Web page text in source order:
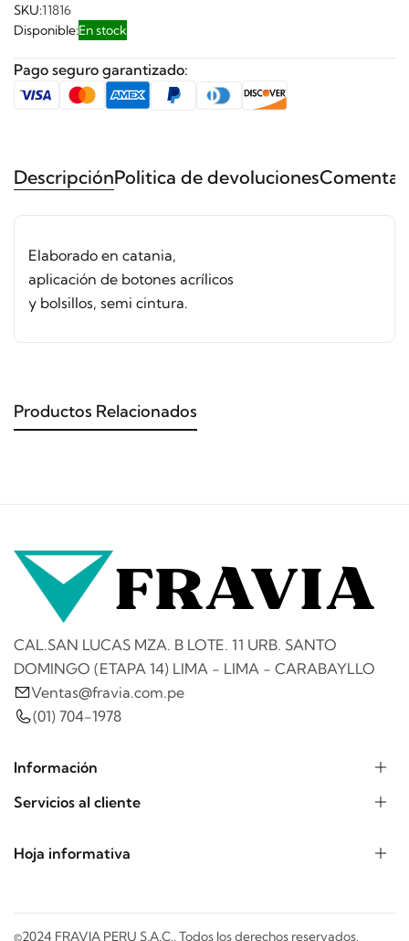
SKU:11816
Disponible:En stock
Pago seguro garantizado:
DescripciónPolitica de devoluciones
Elaborado en catania,
aplicación de botones acrílicos
y bolsillos, semi cintura.
Productos Relacionados
CAL.SAN LUCAS MZA. B LOTE. 11 URB. SANTO
DOMINGO (ETAPA 14) LIMA - LIMA - CARABAYLLO
Ventas@fravia.com.pe
(01) 704-1978
Información
Servicios al cliente
Hoja informativa
©2024 FRAVIA PERU S.A.C.. Todos los derechos reservados.